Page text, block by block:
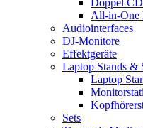
Doppel
All-in-One
Audiointerfaces
DJ-Monitore
Effektgeräte
Laptop Stands &
Laptop
Sets